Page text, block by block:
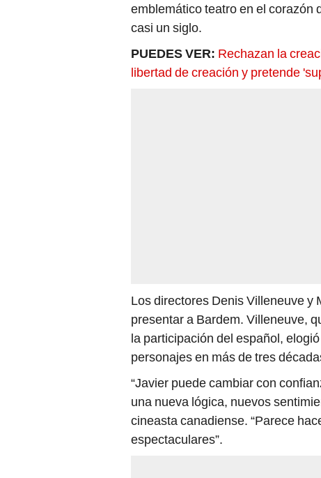
emblemático teatro en el corazón
casi un siglo.
PUEDES VER: Rechazan la
libertad de creación y pretende
Los directores Denis Villeneuve y
presentar a Bardem. Villeneuve,
la participación del español,
personajes en más de tres
“Javier puede cambiar con
una nueva lógica, nuevos
cineasta canadiense. “Parece
espectaculares”.